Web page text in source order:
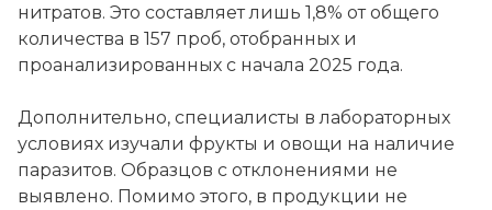
нитратов. Это составляет лишь 1,8% от общего
количества в 157 проб, отобранных и
проанализированных с начала 2025 года.
Дополнительно, специалисты в лабораторных
условиях изучали фрукты и овощи на наличие
паразитов. Образцов с отклонениями не
выявлено. Помимо этого, в продукции не